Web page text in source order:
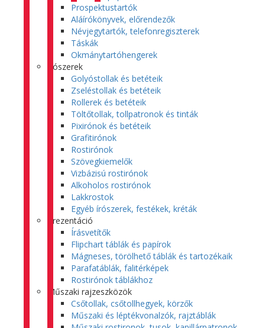
Prospektustartók
Aláírókönyvek, előrendezők
Névjegytartók, telefonregiszterek
Táskák
Okmánytartóhengerek
Írószerek
Golyóstollak és betéteik
Zseléstollak és betéteik
Rollerek és betéteik
Töltőtollak, tollpatronok és tinták
Pixirónok és betéteik
Grafitirónok
Rostirónok
Szövegkiemelők
Vizbázisú rostirónok
Alkoholos rostirónok
Lakkrostok
Egyéb írószerek, festékek, kréták
Prezentáció
Írásvetítők
Flipchart táblák és papírok
Mágneses, törölhető táblák és tartozékaik
Parafatáblák, falitérképek
Rostirónok táblákhoz
Műszaki rajzeszközök
Csőtollak, csőtollhegyek, körzők
Műszaki és léptékvonalzók, rajztáblák